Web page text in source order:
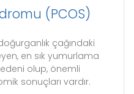
(PCOS)
çağındaki
en sık yumurlama
olup, önemli
sonuçları vardır.